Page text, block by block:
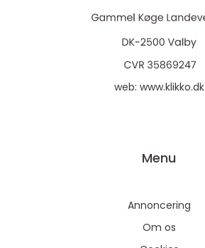
web: www.klikko.dk
Menu
Annoncering
Om os